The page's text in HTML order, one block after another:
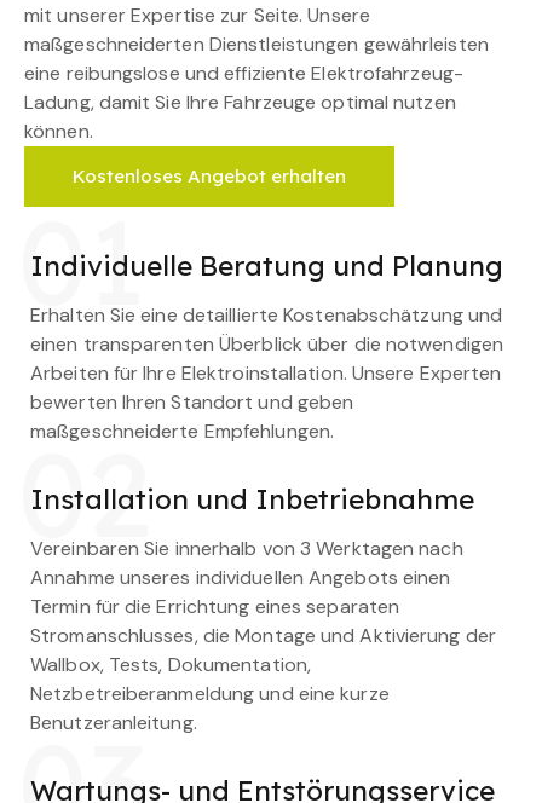
mit unserer Expertise zur Seite. Unsere
maßgeschneiderten Dienstleistungen gewährleisten
eine reibungslose und effiziente Elektrofahrzeug-
Ladung, damit Sie Ihre Fahrzeuge optimal nutzen
können.
Kostenloses Angebot erhalten
01
Individuelle Beratung und Planung
Erhalten Sie eine detaillierte Kostenabschätzung und
einen transparenten Überblick über die notwendigen
Arbeiten für Ihre Elektroinstallation. Unsere Experten
bewerten Ihren Standort und geben
maßgeschneiderte Empfehlungen.
02
Installation und Inbetriebnahme
Vereinbaren Sie innerhalb von 3 Werktagen nach
Annahme unseres individuellen Angebots einen
Termin für die Errichtung eines separaten
Stromanschlusses, die Montage und Aktivierung der
Wallbox, Tests, Dokumentation,
Netzbetreiberanmeldung und eine kurze
Benutzeranleitung.
Wartungs- und Entstörungsservice